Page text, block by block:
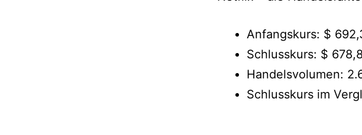
Anfangskurs: $
Schlusskurs: $ 678,8
Handelsvolumen:
Schlusskurs im